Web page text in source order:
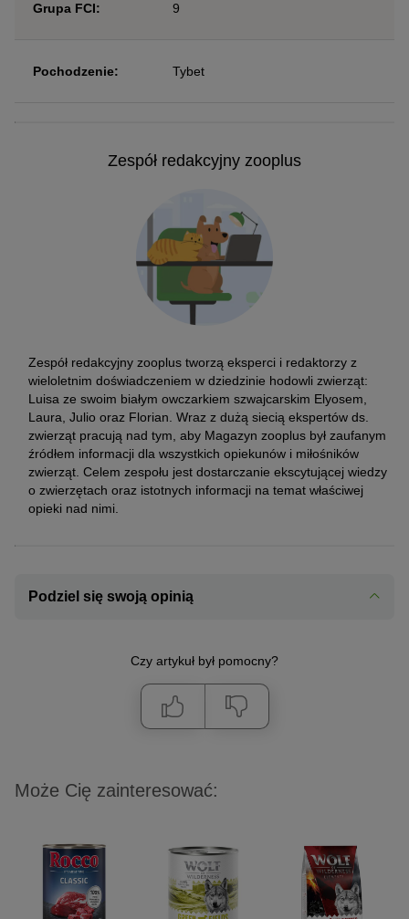
Grupa FCI: 9
Pochodzenie: Tybet
Zespół redakcyjny zooplus
Zespół redakcyjny zooplus tworzą eksperci i redaktorzy z
wieloletnim doświadczeniem w dziedzinie hodowli zwierząt:
Luisa ze swoim białym owczarkiem szwajcarskim Elyosem,
Laura, Julio oraz Florian. Wraz z dużą siecią ekspertów ds.
zwierząt pracują nad tym, aby Magazyn zooplus był zaufanym
źródłem informacji dla wszystkich opiekunów i miłośników
zwierząt. Celem zespołu jest dostarczanie ekscytującej wiedzy
o zwierzętach oraz istotnych informacji na temat właściwej
opieki nad nimi.
Podziel się swoją opinią
Czy artykuł był pomocny?
Może Cię zainteresować: